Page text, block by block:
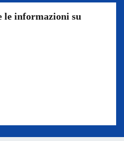
le informazioni su